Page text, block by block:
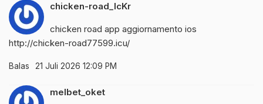
chicken-road_lcKr
chicken road app aggiornamento ios
http://chicken-road77599.icu/
Balas 21 Juli 2026 12:09 PM
melbet_oket